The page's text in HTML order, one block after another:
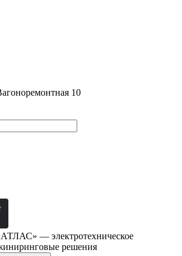
10
— электротехническое
решения